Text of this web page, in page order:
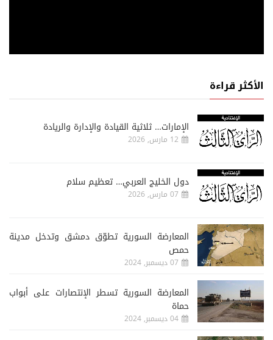
الأكثر قراءة
الإمارات… ثلاثية القيادة والإدارة والريادة
12 مارس, 2026
دول الخليج العربي… تعظيم سلام
07 مارس, 2026
المعارضة السورية تطوّق دمشق وتدخل مدينة
حمص
07 ديسمبر, 2024
المعارضة السورية تسطر الإنتصارات على أبواب
حماة
04 ديسمبر, 2024